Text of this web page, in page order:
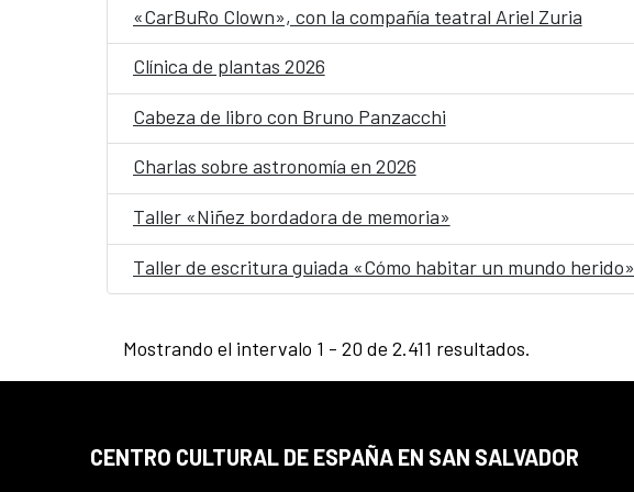
«CarBuRo Clown», con la compañía teatral Ariel Zuria
Clínica de plantas 2026
Cabeza de libro con Bruno Panzacchi
Charlas sobre astronomía en 2026
Taller «Niñez bordadora de memoria»
Taller de escritura guiada «Cómo habitar un mundo herido»
Mostrando el intervalo 1 - 20 de 2.411 resultados.
CENTRO CULTURAL DE ESPAÑA EN SAN SALVADOR